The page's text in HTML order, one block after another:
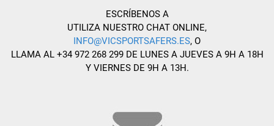
ESCRÍBENOS A
UTILIZA NUESTRO CHAT ONLINE,
INFO@VICSPORTSAFERS.ES, O
LLAMA AL +34 972 268 299 DE LUNES A JUEVES A 9H A 18H
Y VIERNES DE 9H A 13H.